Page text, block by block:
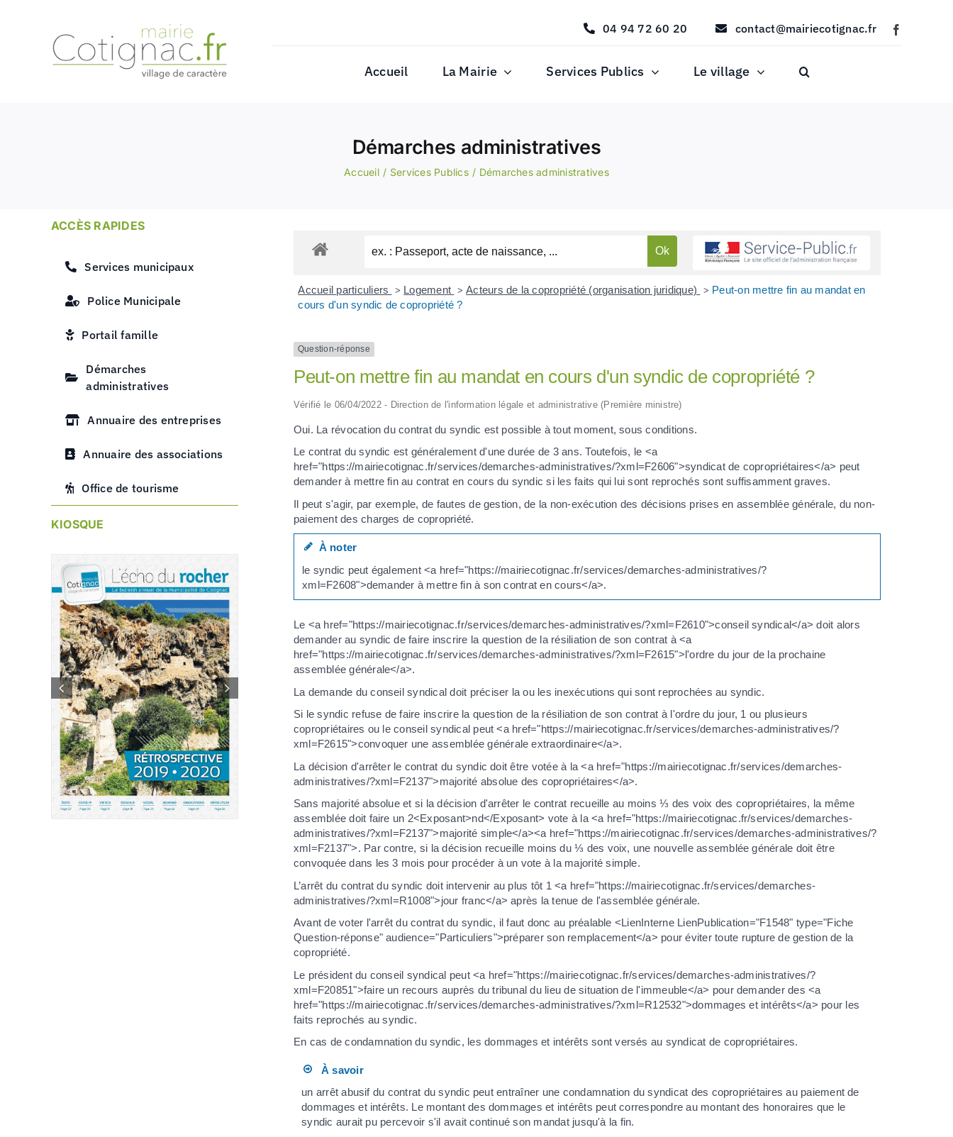
04 94 72 60 20 contact@mairiecotignac.fr
Accueil La Mairie Services Publics Le village
Démarches administratives
Accueil Services Publics Démarches administratives
ACCÈS RAPIDES
Services municipaux
Police Municipale
Portail famille
Démarches
administratives
Annuaire des entreprises
Annuaire des associations
Office de tourisme
KIOSQUE
Accueil particuliers > Logement > Acteurs de la copropriété (organisation juridique) > Peut-on mettre fin au mandat en
cours d'un syndic de copropriété ?
Question-réponse
Peut-on mettre fin au mandat en cours d'un syndic de copropriété ?
Vérifié le 06/04/2022 - Direction de l'information légale et administrative (Première ministre)
Oui. La révocation du contrat du syndic est possible à tout moment, sous conditions.
Le contrat du syndic est généralement d'une durée de 3 ans. Toutefois, le <a
href="https://mairiecotignac.fr/services/demarches-administratives/?xml=F2606">syndicat de copropriétaires</a> peut
demander à mettre fin au contrat en cours du syndic si les faits qui lui sont reprochés sont suffisamment graves.
Il peut s'agir, par exemple, de fautes de gestion, de la non-exécution des décisions prises en assemblée générale, du non-
paiement des charges de copropriété.
À noter
le syndic peut également <a href="https://mairiecotignac.fr/services/demarches-administratives/?
xml=F2608">demander à mettre fin à son contrat en cours</a>.
Le <a href="https://mairiecotignac.fr/services/demarches-administratives/?xml=F2610">conseil syndical</a> doit alors
demander au syndic de faire inscrire la question de la résiliation de son contrat à <a
href="https://mairiecotignac.fr/services/demarches-administratives/?xml=F2615">l'ordre du jour de la prochaine
assemblée générale</a>.
La demande du conseil syndical doit préciser la ou les inexécutions qui sont reprochées au syndic.
Si le syndic refuse de faire inscrire la question de la résiliation de son contrat à l'ordre du jour, 1 ou plusieurs
copropriétaires ou le conseil syndical peut <a href="https://mairiecotignac.fr/services/demarches-administratives/?
xml=F2615">convoquer une assemblée générale extraordinaire</a>.
La décision d'arrêter le contrat du syndic doit être votée à la <a href="https://mairiecotignac.fr/services/demarches-
administratives/?xml=F2137">majorité absolue des copropriétaires</a>.
Sans majorité absolue et si la décision d'arrêter le contrat recueille au moins ⅓ des voix des copropriétaires, la même
assemblée doit faire un 2<Exposant>nd</Exposant> vote à la <a href="https://mairiecotignac.fr/services/demarches-
administratives/?xml=F2137">majorité simple</a><a href="https://mairiecotignac.fr/services/demarches-administratives/?
xml=F2137">. Par contre, si la décision recueille moins du ⅓ des voix, une nouvelle assemblée générale doit être
convoquée dans les 3 mois pour procéder à un vote à la majorité simple.
L’arrêt du contrat du syndic doit intervenir au plus tôt 1 <a href="https://mairiecotignac.fr/services/demarches-
administratives/?xml=R1008">jour franc</a> après la tenue de l'assemblée générale.
Avant de voter l'arrêt du contrat du syndic, il faut donc au préalable <LienInterne LienPublication="F1548" type="Fiche
Question-réponse" audience="Particuliers">préparer son remplacement</a> pour éviter toute rupture de gestion de la
copropriété.
Le président du conseil syndical peut <a href="https://mairiecotignac.fr/services/demarches-administratives/?
xml=F20851">faire un recours auprès du tribunal du lieu de situation de l'immeuble</a> pour demander des <a
href="https://mairiecotignac.fr/services/demarches-administratives/?xml=R12532">dommages et intérêts</a> pour les
faits reprochés au syndic.
En cas de condamnation du syndic, les dommages et intérêts sont versés au syndicat de copropriétaires.
À savoir
un arrêt abusif du contrat du syndic peut entraîner une condamnation du syndicat des copropriétaires au paiement de
dommages et intérêts. Le montant des dommages et intérêts peut correspondre au montant des honoraires que le
syndic aurait pu percevoir s'il avait continué son mandat jusqu'à la fin.